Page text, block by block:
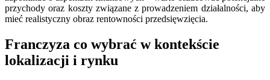
przychody oraz koszty związane z prowadzeniem działalności, aby
mieć realistyczny obraz rentowności przedsięwzięcia.
Franczyza co wybrać w kontekście
lokalizacji i rynku